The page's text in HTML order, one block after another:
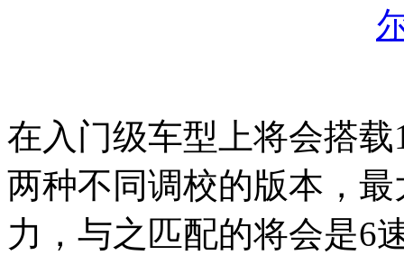
在入门级车型上将会搭
两种不同调校的版本，
力，与之匹配的将会是6